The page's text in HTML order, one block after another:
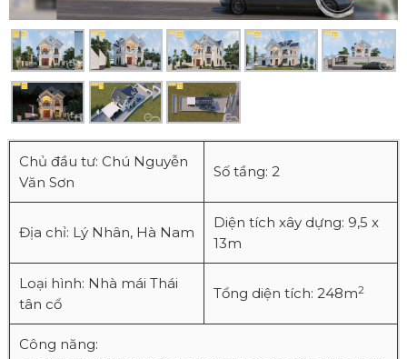
Chủ đầu tư: Chú Nguyễn
Văn Sơn
Số tầng: 2
Địa chỉ: Lý Nhân, Hà Nam
Diện tích xây dựng: 9,5 x
13m
Loại hình: Nhà mái Thái
tân cổ
Tổng diện tích: 248m2
Công năng: